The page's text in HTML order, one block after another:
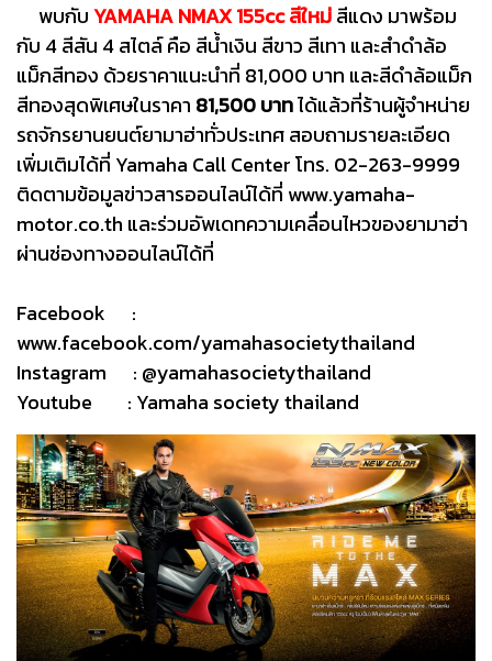
พบกับYAMAHA NMAX 155cc สีใหม่สีแดง มาพร้อม
กับ 4 สีสัน 4 สไตล์ คือ สีน้ำเงิน สีขาว สีเทา และสำดำล้อ
แม็กสีทอง ด้วยราคาแนะนำที่ 81,000 บาท และสีดำล้อแม็ก
สีทองสุดพิเศษในราคา 81,500 บาทได้แล้วที่ร้านผู้จำหน่าย
รถจักรยานยนต์ยามาฮ่าทั่วประเทศ สอบถามรายละเอียด
เพิ่มเติมได้ที่ Yamaha Call Center โทร. 02-263-9999
ติดตามข้อมูลข่าวสารออนไลน์ได้ที่ www.yamaha-
motor.co.th และร่วมอัพเดทความเคลื่อนไหวของยามาฮ่า
ผ่านช่องทางออนไลน์ได้ที่
Facebook :
www.facebook.com/yamahasocietythailand
Instagram : @yamahasocietythailand
Youtube : Yamaha society thailand